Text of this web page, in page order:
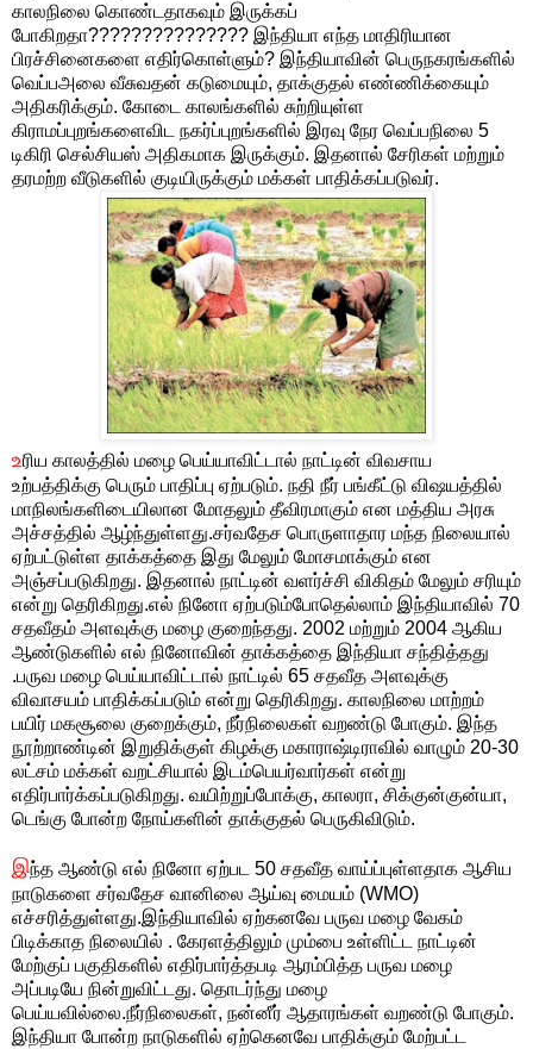
காலநிலை கொண்டதாகவும் இருக்கப்
போகிறதா??????????????? இந்தியா எந்த மாதிரியான
பிரச்சினைகளை எதிர்கொள்ளும்? இந்தியாவின் பெருநகரங்களில்
வெப்பஅலை வீசுவதன் கடுமையும், தாக்குதல் எண்ணிக்கையும்
அதிகரிக்கும். கோடை காலங்களில் சுற்றியுள்ள
கிராமப்புறங்களைவிட நகர்ப்புறங்களில் இரவு நேர வெப்பநிலை 5
டிகிரி செல்சியஸ் அதிகமாக இருக்கும். இதனால் சேரிகள் மற்றும்
தரமற்ற வீடுகளில் குடியிருக்கும் மக்கள் பாதிக்கப்படுவர்.
உரிய காலத்தில் மழை பெய்யாவிட்டால் நாட்டின் விவசாய
உற்பத்திக்கு பெரும் பாதிப்பு ஏற்படும். நதி நீர் பங்கீட்டு விஷயத்தில்
மாநிலங்களிடையிலான மோதலும் தீவிரமாகும் என மத்திய அரசு
அச்சத்தில் ஆழ்ந்துள்ளது.சர்வதேச பொருளாதார மந்த நிலையால்
ஏற்பட்டுள்ள தாக்கத்தை இது மேலும் மோசமாக்கும் என
அஞ்சப்படுகிறது. இதனால் நாட்டின் வளர்ச்சி விகிதம் மேலும் சரியும்
என்று தெரிகிறது.எல் நினோ ஏற்படும்போதெல்லாம் இந்தியாவில் 70
சதவீதம் அளவுக்கு மழை குறைந்தது. 2002 மற்றும் 2004 ஆகிய
ஆண்டுகளில் எல் நினோவின் தாக்கத்தை இந்தியா சந்தித்தது
.பருவ மழை பெய்யாவிட்டால் நாட்டில் 65 சதவீத அளவுக்கு
விவாசயம் பாதிக்கப்படும் என்று தெரிகிறது. காலநிலை மாற்றம்
பயிர் மகசூலை குறைக்கும், நீர்நிலைகள் வறண்டு போகும். இந்த
நூற்றாண்டின் இறுதிக்குள் கிழக்கு மகாராஷ்டிராவில் வாழும் 20-30
லட்சம் மக்கள் வறட்சியால் இடம்பெயர்வார்கள் என்று
எதிர்பார்க்கப்படுகிறது. வயிற்றுப்போக்கு, காலரா, சிக்குன்குன்யா,
டெங்கு போன்ற நோய்களின் தாக்குதல் பெருகிவிடும்.
இந்த ஆண்டு எல் நினோ ஏற்பட 50 சதவீத வாய்ப்புள்ளதாக ஆசிய
நாடுகளை சர்வதேச வானிலை ஆய்வு மையம் (WMO)
எச்சரித்துள்ளது.இந்தியாவில் ஏற்கனவே பருவ மழை வேகம்
பிடிக்காத நிலையில் . கேரளத்திலும் மும்பை உள்ளிட்ட நாட்டின்
மேற்குப் பகுதிகளில் எதிர்பார்த்தபடி ஆரம்பித்த பருவ மழை
அப்படியே நின்றுவிட்டது. தொடர்ந்து மழை
பெய்யவில்லை.நீர்நிலைகள், நன்னீர் ஆதாரங்கள் வறண்டு போகும்.
இந்தியா போன்ற நாடுகளில் ஏற்கெனவே பாதிக்கும் மேற்பட்ட